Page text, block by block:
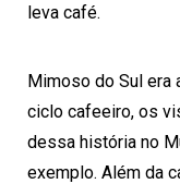
leva café.
Mimoso do Sul era
ciclo cafeeiro, os
dessa história no
exemplo. Além da